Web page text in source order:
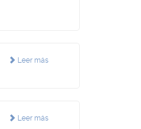
Leer más
Leer más